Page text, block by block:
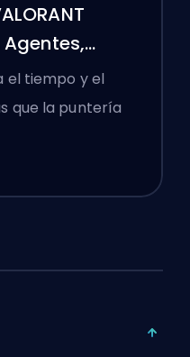
el tiempo y el
que la puntería